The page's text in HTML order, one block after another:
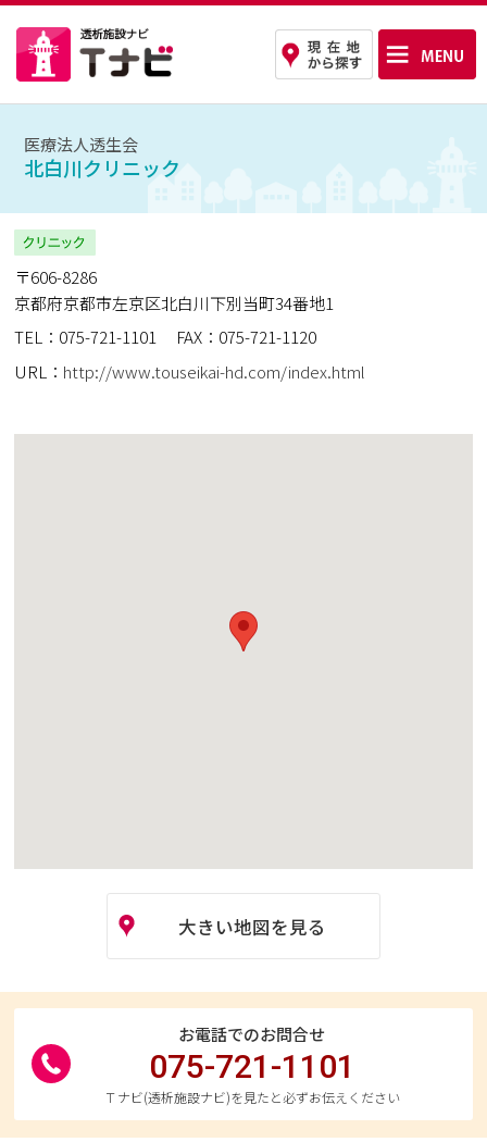
医療法人透生会
北白川クリニック
〒606-8286
京都府京都市左京区北白川下別当町34番地1
TEL：075-721-1101
FAX：075-721-1120
URL： http://www.touseikai-hd.com/index.html
大きい地図を見る
お電話でのお問合せ
075-721-1101
Ｔナビ(透析施設ナビ)を見たと必ずお伝えください